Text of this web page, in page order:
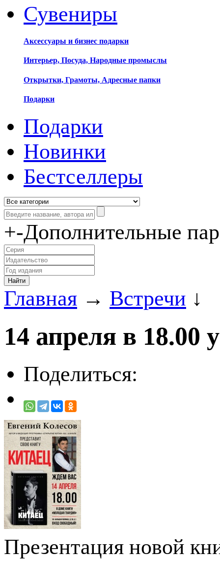
Сувениры
Аксессуары и бизнес подарки
Интерьер, Посуда, Народные промыслы
Открытки, Грамоты, Адресные папки
Подарки
Подарки
Новинки
Бестселлеры
+-Дополнительные
Главная → Встречи ↓
14 апреля в 18.00
Поделиться:
Презентация новой